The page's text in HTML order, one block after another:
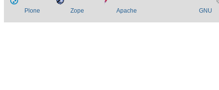
Plone Zope Apache GNU